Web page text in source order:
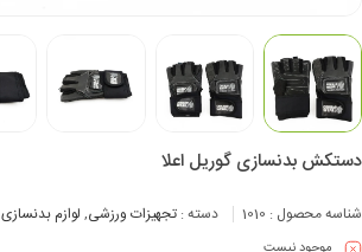
دستکش بدنسازی گوریل اعلا
شناسه محصول : 1010 دسته : تجهیزات ورزشی, لوازم بدنسازی